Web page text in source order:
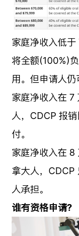
家庭净收入低
将全额(100%)
用。但申请人仍
家庭净收入在 7
人，CDCP 报
付。
家庭净收入在
拿大人，CDCP
人承担。
谁有资格申请?